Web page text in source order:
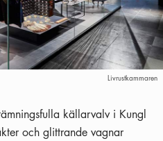
Livrustkammaren
källarvalv i Kungl
och glittrande vagnar